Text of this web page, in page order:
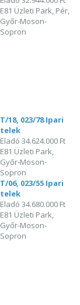
E81 Üzleti Park, Pér,
Győr-Moson-
Sopron
T/18, 023/78 Ipari
telek
Eladó34.624.000 Ft
E81 Üzleti Park,
Győr-Moson-
Sopron
T/06, 023/55 Ipari
telek
Eladó34.680.000 Ft
E81 Üzleti Park,
Győr-Moson-
Sopron